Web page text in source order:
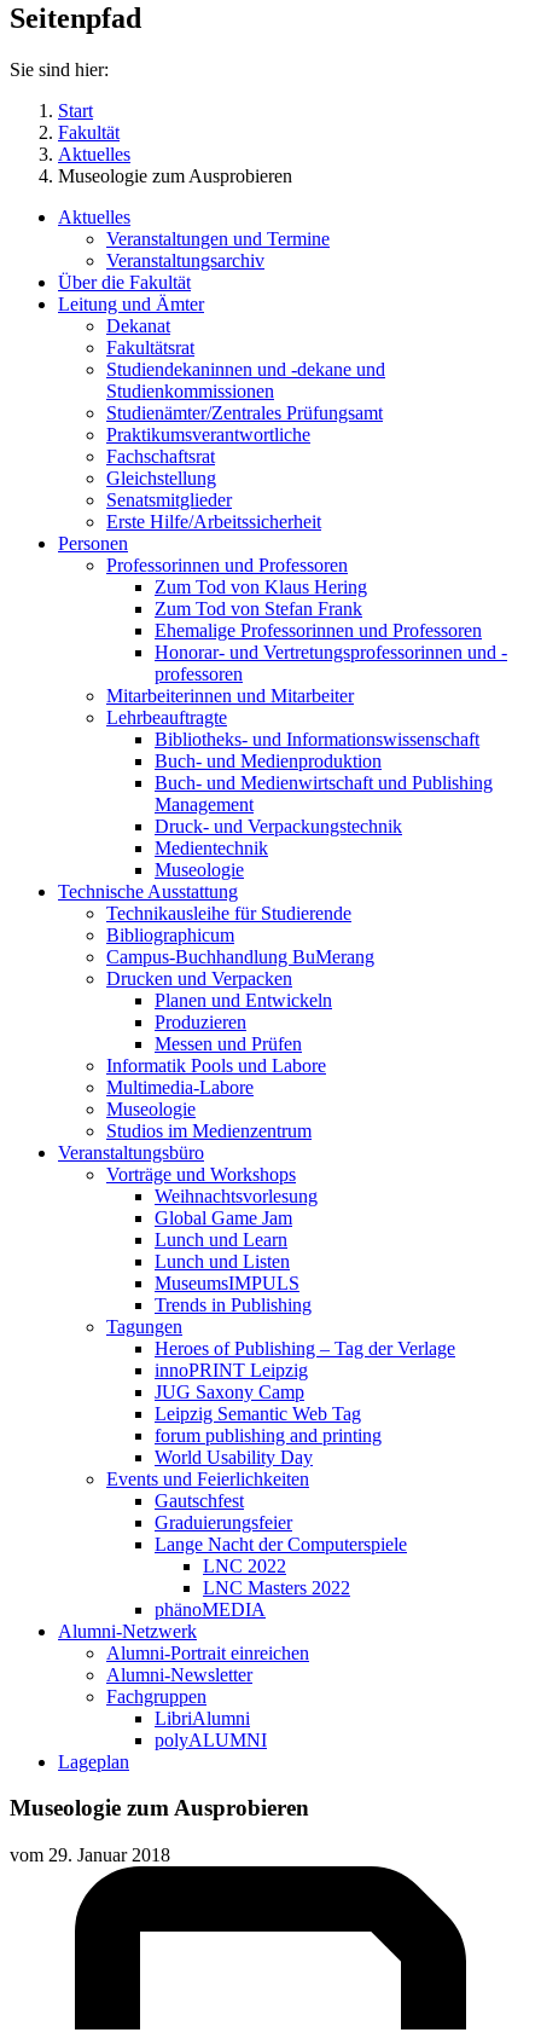
Seitenpfad
Sie sind hier:
Start
Fakultät
Aktuelles
Museologie zum Ausprobieren
Aktuelles
Veranstaltungen und Termine
Veranstaltungsarchiv
Über die Fakultät
Leitung und Ämter
Dekanat
Fakultätsrat
Studiendekaninnen und -dekane und
Studienkommissionen
Studienämter/Zentrales Prüfungsamt
Praktikumsverantwortliche
Fachschaftsrat
Gleichstellung
Senatsmitglieder
Erste Hilfe/Arbeitssicherheit
Personen
Professorinnen und Professoren
Zum Tod von Klaus Hering
Zum Tod von Stefan Frank
Ehemalige Professorinnen und Professoren
Honorar- und Vertretungsprofessorinnen und -
professoren
Mitarbeiterinnen und Mitarbeiter
Lehrbeauftragte
Bibliotheks- und Informationswissenschaft
Buch- und Medienproduktion
Buch- und Medienwirtschaft und Publishing
Management
Druck- und Verpackungstechnik
Medientechnik
Museologie
Technische Ausstattung
Technikausleihe für Studierende
Bibliographicum
Campus-Buchhandlung BuMerang
Drucken und Verpacken
Planen und Entwickeln
Produzieren
Messen und Prüfen
Informatik Pools und Labore
Multimedia-Labore
Museologie
Studios im Medienzentrum
Veranstaltungsbüro
Vorträge und Workshops
Weihnachtsvorlesung
Global Game Jam
Lunch und Learn
Lunch und Listen
MuseumsIMPULS
Trends in Publishing
Tagungen
Heroes of Publishing – Tag der Verlage
innoPRINT Leipzig
JUG Saxony Camp
Leipzig Semantic Web Tag
forum publishing and printing
World Usability Day
Events und Feierlichkeiten
Gautschfest
Graduierungsfeier
Lange Nacht der Computerspiele
LNC 2022
LNC Masters 2022
phänoMEDIA
Alumni-Netzwerk
Alumni-Portrait einreichen
Alumni-Newsletter
Fachgruppen
LibriAlumni
polyALUMNI
Lageplan
Museologie zum Ausprobieren
vom 29. Januar 2018